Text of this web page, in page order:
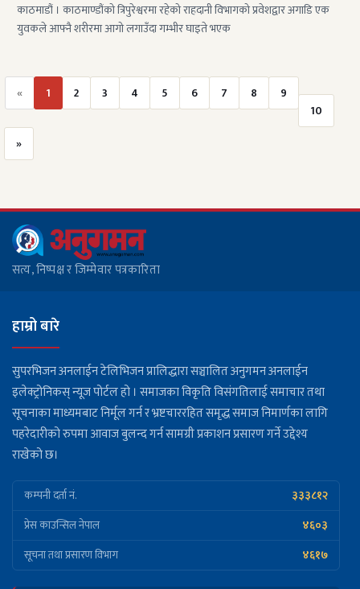
काठमाडौं । काठमाण्डौंको त्रिपुरेश्वरमा रहेको राहदानी विभागको प्रवेशद्वार अगाडि एक
युवकले आफ्नै शरीरमा आगो लगाउँदा गम्भीर घाइते भएक
« 1 2 3 4 5 6 7 8
9
10
»
सत्य, निष्पक्ष र जिम्मेवार पत्रकारिता
हाम्रो बारे
सुपरभिजन अनलाईन टेलिभिजन प्रालिद्धारा सञ्चालित अनुगमन अनलाईन
इलेक्ट्रोनिकस् न्यूज पोर्टल हो । समाजका विकृति विसंगतिलाई समाचार तथा
सूचनाका माध्यमबाट निर्मूल गर्न र भ्रष्टचाररहित समृद्ध समाज निमार्णका लागि
पहरेदारीको रुपमा आवाज बुलन्द गर्न सामग्री प्रकाशन प्रसारण गर्ने उद्देश्य
राखेको छ।
कम्पनी दर्ता नं. ३३३८१२
प्रेस काउन्सिल नेपाल ४६०३
सूचना तथा प्रसारण विभाग ४६१७